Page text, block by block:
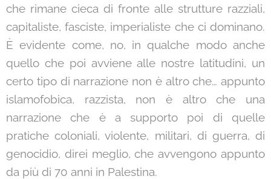
che rimane cieca di fronte alle strutture razziali,
capitaliste, fasciste, imperialiste che ci dominano.
È evidente come, no, in qualche modo anche
quello che poi avviene alle nostre latitudini, un
certo tipo di narrazione non è altro che… appunto
islamofobica, razzista, non è altro che una
narrazione che è a supporto poi di quelle
pratiche coloniali, violente, militari, di guerra, di
genocidio, direi meglio, che avvengono appunto
da più di 70 anni in Palestina.